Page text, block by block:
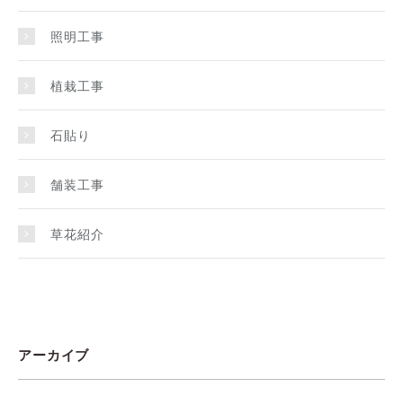
照明工事
植栽工事
石貼り
舗装工事
草花紹介
アーカイブ